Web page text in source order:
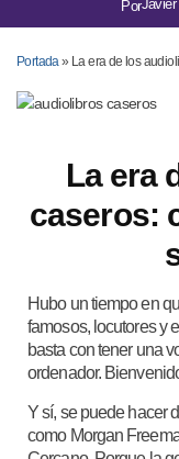
PorJavier
Portada» La era de los
La era
caseros:
Hubo un tiempo en
famosos, locutores y
basta con tener una
ordenador.
Y sí, se puede hacer
como Morgan